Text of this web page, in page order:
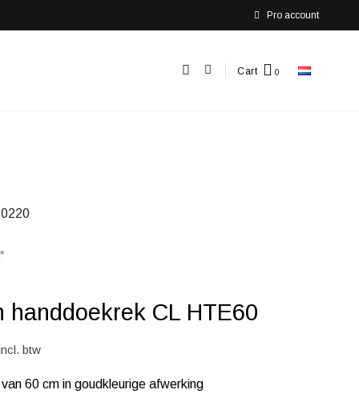
Pro account
Cart
handdoekrek CL HTE60
btw
60 cm in goudkleurige afwerking